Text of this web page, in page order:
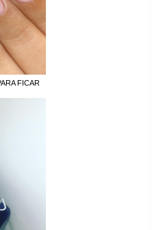
FICAR